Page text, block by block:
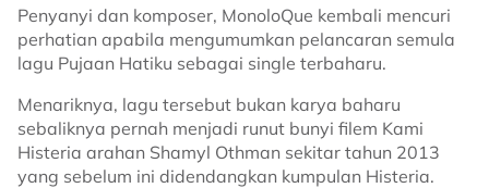
Penyanyi dan komposer, MonoloQue kembali mencuri
perhatian apabila mengumumkan pelancaran semula
lagu Pujaan Hatiku sebagai single terbaharu.
Menariknya, lagu tersebut bukan karya baharu
sebaliknya pernah menjadi runut bunyi filem Kami
Histeria arahan Shamyl Othman sekitar tahun 2013
yang sebelum ini didendangkan kumpulan Histeria.